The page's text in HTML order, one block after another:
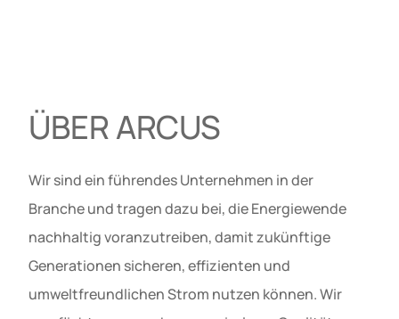
ÜBER ARCUS
Wir sind ein führendes Unternehmen in der
Branche und tragen dazu bei, die Energiewende
nachhaltig voranzutreiben, damit zukünftige
Generationen sicheren, effizienten und
umweltfreundlichen Strom nutzen können. Wir